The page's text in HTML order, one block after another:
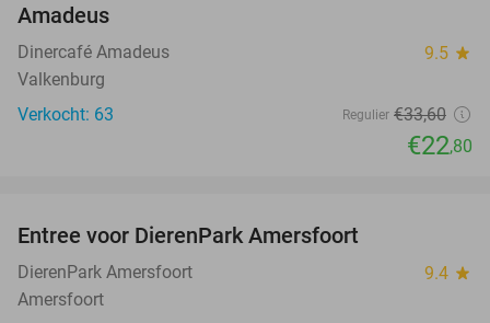
Amadeus
Dinercafé Amadeus 9.5 star
Valkenburg
Verkocht: 63
Regulier €33,60
€22,80
Entree voor DierenPark Amersfoort
DierenPark Amersfoort 9.4 star
Amersfoort